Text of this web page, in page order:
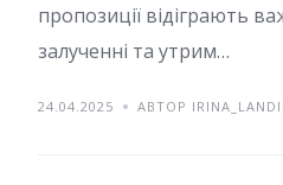
пропозиції відіграють
залученні та утрим…
24.04.2025 АВТОР